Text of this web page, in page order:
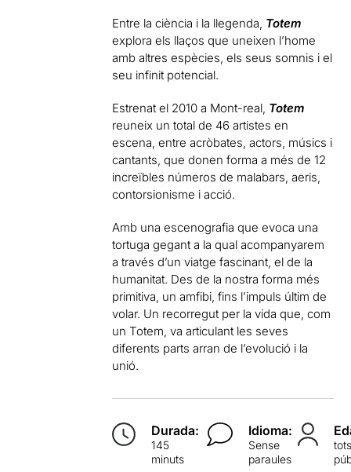
Entre la ciència i la llegenda, Totem
explora els llaços que uneixen l’home
amb altres espècies, els seus somnis i el
seu infinit potencial.
Estrenat el 2010 a Mont-real, Totem
reuneix un total de 46 artistes en
escena, entre acròbates, actors, músics i
cantants, que donen forma a més de 12
increïbles números de malabars, aeris,
contorsionisme i acció.
Amb una escenografia que evoca una
tortuga gegant a la qual acompanyarem
a través d’un viatge fascinant, el de la
humanitat. Des de la nostra forma més
primitiva, un amfibi, fins l’impuls últim de
volar. Un recorregut per la vida que, com
un Totem, va articulant les seves
diferents parts arran de l’evolució i la
unió.
Durada:
145
minuts
Idioma:
Sense
paraules